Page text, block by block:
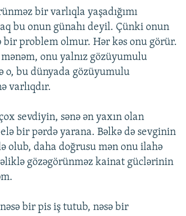
bir varlıqla yaşadığımı
bu onun günahı deyil. Çünki onun
bir problem olmur. Hər kəs onu görür.
onu yalnız gözüyumulu
o, bu dünyada gözüyumulu
varlıqdır.
sevdiyin, sənə ən yaxın olan
bir pərdə yarana. Bəlkə də sevginin
olub, daha doğrusu mən onu ilahə
gözəgörünməz kainat güclərinin
bir pis iş tutub, nəsə bir